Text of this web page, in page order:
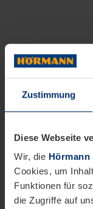
Zustimmung
Diese Webseite
Wir, die
Cookies, um
Funktionen für
die Zugriffe auf